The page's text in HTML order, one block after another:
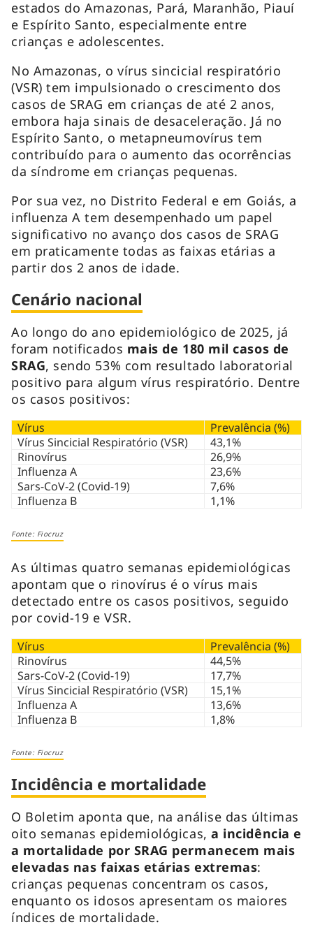
estados do Amazonas, Pará, Maranhão, Piauí
e Espírito Santo, especialmente entre
crianças e adolescentes.
No Amazonas, o vírus sincicial respiratório
(VSR) tem impulsionado o crescimento dos
casos de SRAG em crianças de até 2 anos,
embora haja sinais de desaceleração. Já no
Espírito Santo, o metapneumovírus tem
contribuído para o aumento das ocorrências
da síndrome em crianças pequenas.
Por sua vez, no Distrito Federal e em Goiás, a
influenza A tem desempenhado um papel
significativo no avanço dos casos de SRAG
em praticamente todas as faixas etárias a
partir dos 2 anos de idade.
Cenário nacional
Ao longo do ano epidemiológico de 2025, já
foram notificados mais de 180 mil casos de
SRAG, sendo 53% com resultado laboratorial
positivo para algum vírus respiratório. Dentre
os casos positivos:
Vírus
Prevalência (%)
Vírus Sincicial Respiratório (VSR)
43,1%
Rinovírus
26,9%
Influenza A
23,6%
Sars-CoV-2 (Covid-19)
7,6%
Influenza B
1,1%
Fonte: Fiocruz
As últimas quatro semanas epidemiológicas
apontam que o rinovírus é o vírus mais
detectado entre os casos positivos, seguido
por covid-19 e VSR.
Vírus
Prevalência (%)
Rinovírus
44,5%
Sars-CoV-2 (Covid-19)
17,7%
Vírus Sincicial Respiratório (VSR)
15,1%
Influenza A
13,6%
Influenza B
1,8%
Fonte: Fiocruz
Incidência e mortalidade
O Boletim aponta que, na análise das últimas
oito semanas epidemiológicas,a incidência e
a mortalidade por SRAG permanecem mais
elevadas nas faixas etárias extremas:
crianças pequenas concentram os casos,
enquanto os idosos apresentam os maiores
índices de mortalidade.